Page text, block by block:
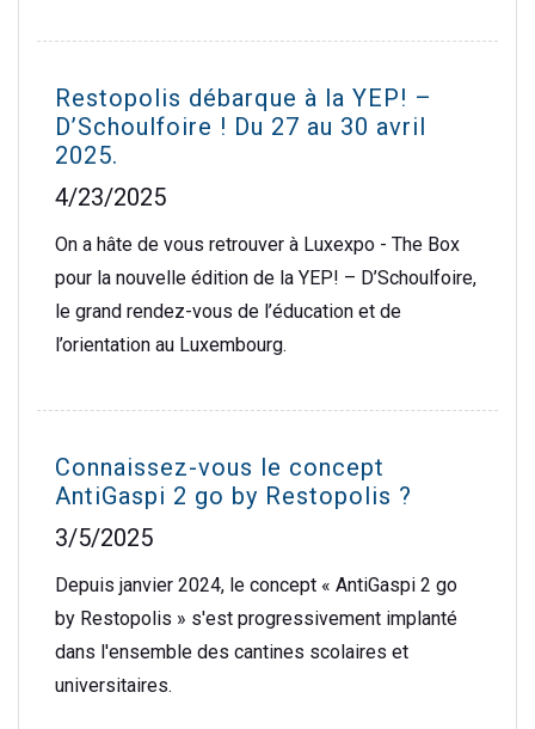
Restopolis débarque à la YEP! –
D’Schoulfoire ! Du 27 au 30 avril
2025.
4/23/2025
On a hâte de vous retrouver à Luxexpo - The Box
pour la nouvelle édition de la YEP! – D’Schoulfoire,
le grand rendez-vous de l’éducation et de
l’orientation au Luxembourg.
Connaissez-vous le concept
AntiGaspi 2 go by Restopolis ?
3/5/2025
Depuis janvier 2024, le concept « AntiGaspi 2 go
by Restopolis » s'est progressivement implanté
dans l'ensemble des cantines scolaires et
universitaires.